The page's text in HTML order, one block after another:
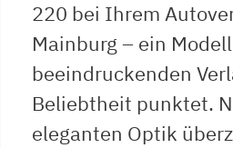
220 bei Ihrem
Mainburg – ein
beeindruckenden
Beliebtheit punktet.
eleganten Optik